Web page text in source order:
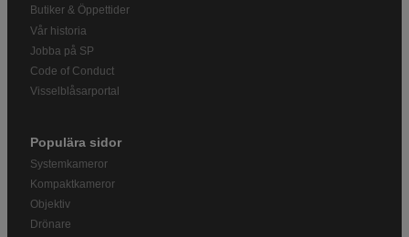
Butiker & Öppettider
Vår historia
Jobba på SP
Code of Conduct
Visselblåsarportal
Populära sidor
Systemkameror
Kompaktkameror
Objektiv
Drönare